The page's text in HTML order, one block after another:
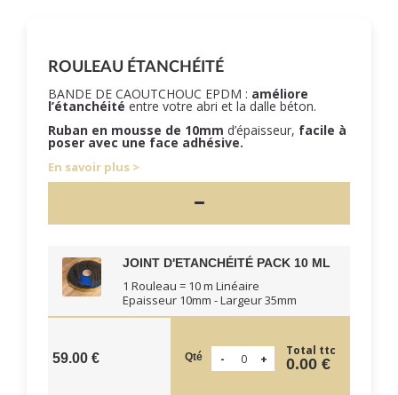
ROULEAU ÉTANCHÉITÉ
BANDE DE CAOUTCHOUC EPDM : améliore
l’étanchéité entre votre abri et la dalle béton.
Ruban en mousse de 10mm d’épaisseur, facile à
poser avec une face adhésive.
En savoir plus
JOINT D'ETANCHÉITÉ PACK 10 ML
1 Rouleau = 10 m Linéaire
Epaisseur 10mm - Largeur 35mm
59.00 € Qté Total ttc
0.00 €